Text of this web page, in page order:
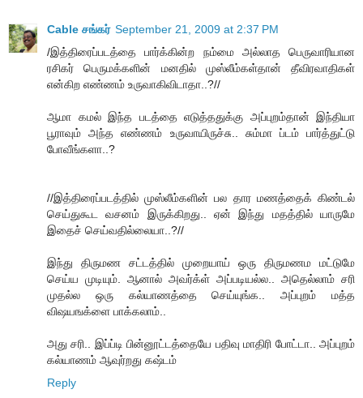
Cable சங்கர் September 21, 2009 at 2:37 PM
/இத்திரைப்படத்தை பார்க்கின்ற நம்மை அல்லாத பெருவாரியான
ரசிகர் பெருமக்களின் மனதில் முஸ்லீம்கள்தான் தீவிரவாதிகள்
என்கிற எண்ணம் உருவாகிவிடாதா..?//
ஆமா கமல் இந்த படத்தை எடுத்ததுக்கு அப்புறம்தான் இந்தியா
பூராவும் அந்த எண்ணம் உருவாயிருச்சு.. சும்மா ப்டம் பார்த்துட்டு
போவீங்களா..?
//இத்திரைப்படத்தில் முஸ்லீம்களின் பல தார மணத்தைக் கிண்டல்
செய்துகூட வசனம் இருக்கிறது.. ஏன் இந்து மதத்தில் யாருமே
இதைச் செய்வதில்லையா..?//
இந்து திருமண சட்டத்தில் முறையாய் ஒரு திருமணம மட்டுமே
செய்ய முடியும். ஆனால் அவர்க்ள் அப்படியல்ல.. அதெல்லாம் சரி
முதல்ல ஒரு கல்யாணத்தை செய்யுங்க.. அப்புறம் மத்த
விஷயஙக்ளை பாக்கலாம்..
அது சரி.. இப்ப்டி பின்னூட்டத்தையே பதிவு மாதிரி போட்டா.. அப்புறம்
கல்யாணம் ஆவுர்றது கஷ்டம்
Reply